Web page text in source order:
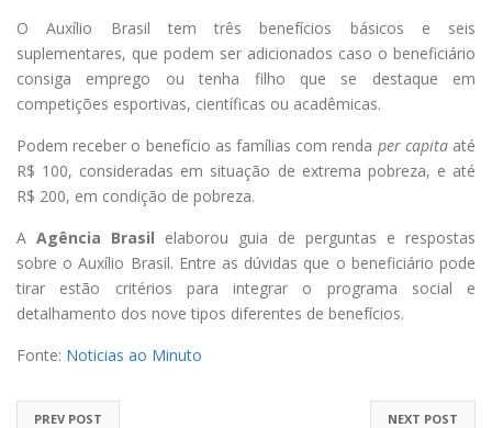
O Auxílio Brasil tem três benefícios básicos e seis
suplementares, que podem ser adicionados caso o beneficiário
consiga emprego ou tenha filho que se destaque em
competições esportivas, científicas ou acadêmicas.
Podem receber o benefício as famílias com renda per capitaaté
R$ 100, consideradas em situação de extrema pobreza, e até
R$ 200, em condição de pobreza.
A Agência Brasil elaborou guia de perguntas e respostas
sobre o Auxílio Brasil. Entre as dúvidas que o beneficiário pode
tirar estão critérios para integrar o programa social e
detalhamento dos nove tipos diferentes de benefícios.
Fonte: Noticias ao Minuto
NEXT POST
PREV POST